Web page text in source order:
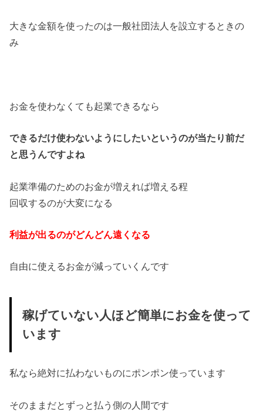
大きな金額を使ったのは一般社団法人を設立するときの
み
お金を使わなくても起業できるなら
できるだけ使わないようにしたいというのが当たり前だ
と思うんですよね
起業準備のためのお金が増えれば増える程
回収するのが大変になる
利益が出るのがどんどん遠くなる
自由に使えるお金が減っていくんです
稼げていない人ほど簡単にお金を使って
います
私なら絶対に払わないものにポンポン使っています
そのままだとずっと払う側の人間です